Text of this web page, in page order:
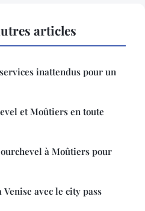
articles
inattendus pour un
et Moûtiers en toute
à Moûtiers pour
avec le city pass